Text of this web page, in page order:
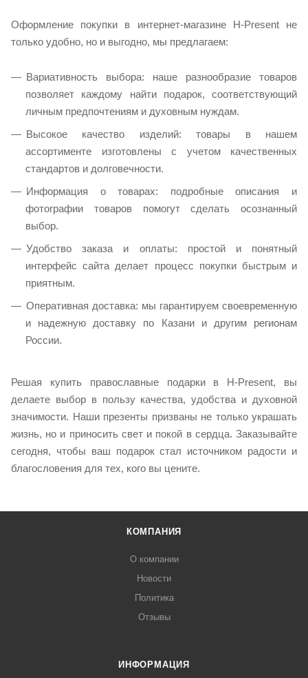
Оформление покупки в интернет-магазине H-Present не
только удобно, но и выгодно, мы предлагаем:
Вариативность выбора: наше разнообразие товаров
позволяет каждому найти подарок, соответствующий
личным предпочтениям и духовным нуждам.
Высокое качество изделий: товары в нашем
ассортименте изготовлены с учетом качественных
стандартов и долговечности.
Информация о товарах: подробные описания и
фотографии товаров помогут сделать осознанный
выбор.
Удобство заказа и оплаты: простой и понятный
интерфейс сайта делает процесс покупки быстрым и
приятным.
Оперативная доставка: мы гарантируем своевременную
и надежную доставку по Казани и другим регионам
России.
Решая купить православные подарки в H-Present, вы
делаете выбор в пользу качества, удобства и духовной
значимости. Наши презенты призваны не только украшать
жизнь, но и приносить свет и покой в сердца. Заказывайте
сегодня, чтобы ваш подарок стал источником радости и
благословения для тех, кого вы цените.
КОМПАНИЯ
О компании
Новости
Политика
Отзывы
ИНФОРМАЦИЯ